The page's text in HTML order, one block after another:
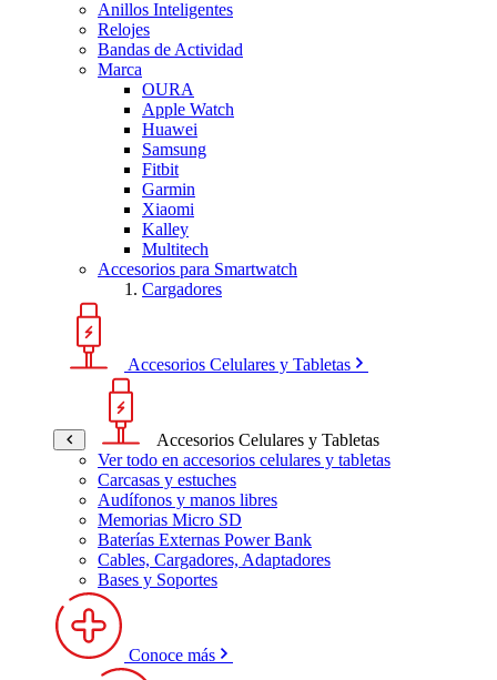
Anillos Inteligentes
Relojes
Bandas de Actividad
Marca
OURA
Apple Watch
Huawei
Samsung
Fitbit
Garmin
Xiaomi
Kalley
Multitech
Accesorios para Smartwatch
Cargadores
Accesorios Celulares y Tabletas
Accesorios Celulares y Tabletas
Ver todo en accesorios celulares y tabletas
Carcasas y estuches
Audífonos y manos libres
Memorias Micro SD
Baterías Externas Power Bank
Cables, Cargadores, Adaptadores
Bases y Soportes
Conoce más